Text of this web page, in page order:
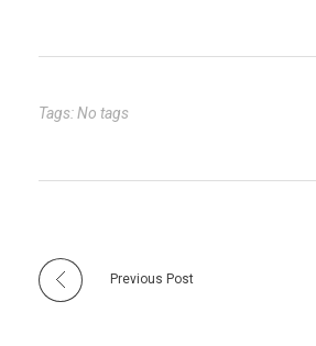
en la evaluación…
Tags: No tags
Previous Post